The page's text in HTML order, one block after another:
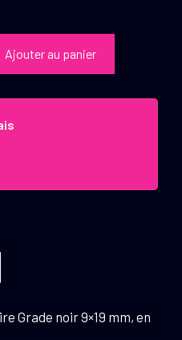
Ajouter au panier
Grade noir 9×19 mm, en